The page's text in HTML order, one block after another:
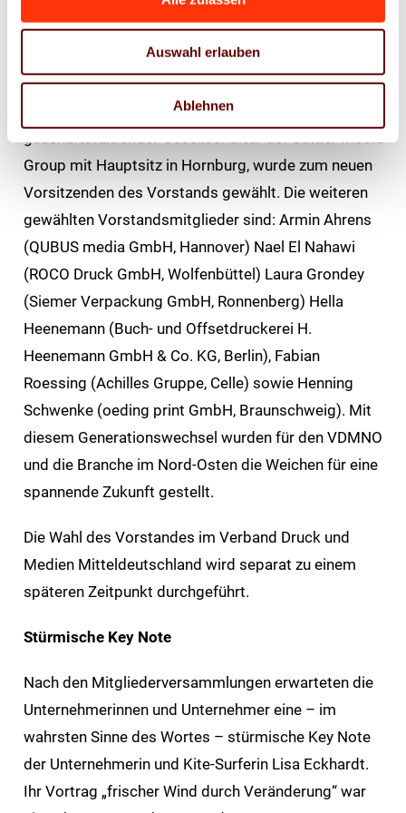
Auswahl erlauben
Ablehnen
Auf der Mitgliederversammlung des VDMNO wurde
der 2018 gewählte Vorsitzende Andreas Jörß
feierlich verabschiedet. Martin Koschei,
Group mit Hauptsitz in Hornburg, wurde zum neuen
Vorsitzenden des Vorstands gewählt. Die weiteren
gewählten Vorstandsmitglieder sind: Armin Ahrens
(QUBUS media GmbH, Hannover) Nael El Nahawi
(ROCO Druck GmbH, Wolfenbüttel) Laura Grondey
(Siemer Verpackung GmbH, Ronnenberg) Hella
Heenemann (Buch- und Offsetdruckerei H.
Heenemann GmbH & Co. KG, Berlin), Fabian
Roessing (Achilles Gruppe, Celle) sowie Henning
Schwenke (oeding print GmbH, Braunschweig). Mit
diesem Generationswechsel wurden für den VDMNO
und die Branche im Nord-Osten die Weichen für eine
spannende Zukunft gestellt.
Die Wahl des Vorstandes im Verband Druck und
Medien Mitteldeutschland wird separat zu einem
späteren Zeitpunkt durchgeführt.
Stürmische Key Note
Nach den Mitgliederversammlungen erwarteten die
Unternehmerinnen und Unternehmer eine – im
wahrsten Sinne des Wortes – stürmische Key Note
der Unternehmerin und Kite-Surferin Lisa Eckhardt.
Ihr Vortrag „frischer Wind durch Veränderung“ war